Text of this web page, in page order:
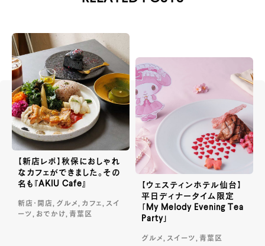
【新店レポ】秋保におしゃれ
なカフェができました。その
名も『AKIU Cafe』
新店・開店, グルメ, カフェ, スイ
ーツ, おでかけ, 青葉区
【ウェスティンホテル仙台】
平日ディナータイム限定
「My Melody Evening Tea
Party」
グルメ, スイーツ, 青葉区